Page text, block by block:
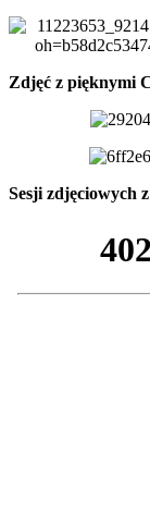
Zdjęć z pięknymi
Sesji zdjęciowych